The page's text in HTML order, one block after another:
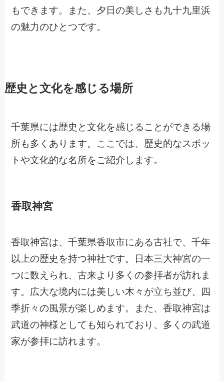
もできます。また、夕日の美しさも九十九里浜
の魅力のひとつです。
歴史と文化を感じる場所
千葉県には歴史と文化を感じることができる場
所も多くあります。ここでは、歴史的なスポッ
トや文化的な名所をご紹介します。
香取神宮
香取神宮は、千葉県香取市にある古社で、千年
以上の歴史を持つ神社です。日本三大神宮の一
つに数えられ、古来より多くの参拝者が訪れま
す。広大な境内には美しい木々が立ち並び、四
季折々の風景が楽しめます。また、香取神宮は
武道の神様としても知られており、多くの武道
家が参拝に訪れます。